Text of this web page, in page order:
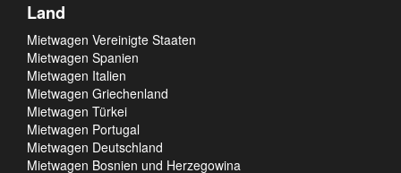
Land
Mietwagen Vereinigte Staaten
Mietwagen Spanien
Mietwagen Italien
Mietwagen Griechenland
Mietwagen Türkei
Mietwagen Portugal
Mietwagen Deutschland
Mietwagen Bosnien und Herzegowina